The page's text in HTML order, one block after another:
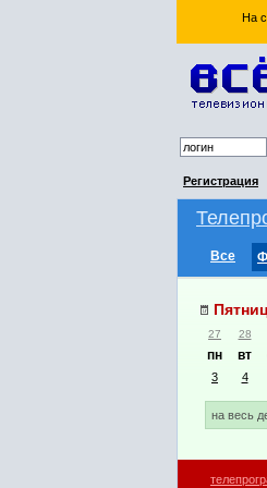
На
Регистрация
Все
27 28
пн вт
3 4
на весь